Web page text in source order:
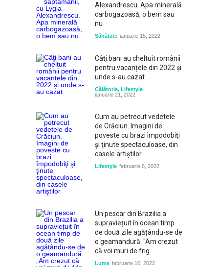
Alexandrescu. Apa minerală
carbogazoasă, o bem sau
nu
Sănătate ianuarie 15, 2022
Câţi bani au cheltuit românii
pentru vacanțele din 2022 și
unde s-au cazat
Călătorie, Lifestyle
ianuarie 21, 2022
Cum au petrecut vedetele
de Crăciun. Imagini de
poveste cu brazi împodobiţi
şi ţinute spectaculoase, din
casele artiştilor
Lifestyle februarie 6, 2022
Un pescar din Brazilia a
supraviețuit în ocean timp
de două zile agățându-se de
o geamandură: "Am crezut
că voi muri de frig
Lume februarie 10, 2022